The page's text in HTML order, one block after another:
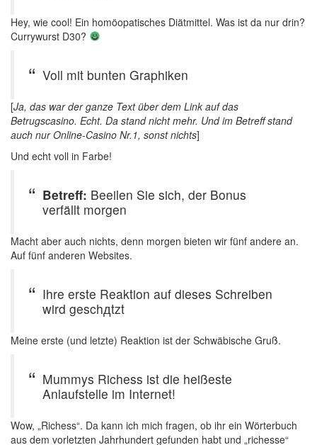
Hey, wie cool! Ein homöopatisches Diätmittel. Was ist da nur drin?
Currywurst D30?
Voll mit bunten Graphiken
[Ja, das war der ganze Text über dem Link auf das
Betrugscasino. Echt. Da stand nicht mehr. Und im Betreff stand
auch nur Online-Casino Nr.1, sonst nichts]
Und echt voll in Farbe!
Betreff: Beeilen Sie sich, der Bonus
verfällt morgen
Macht aber auch nichts, denn morgen bieten wir fünf andere an.
Auf fünf anderen Websites.
Ihre erste Reaktion auf dieses Schreiben
wird geschдtzt
Meine erste (und letzte) Reaktion ist der Schwäbische Gruß.
Mummys Richess ist die heißeste
Anlaufstelle im Internet!
Wow, „Richess“. Da kann ich mich fragen, ob ihr ein Wörterbuch
aus dem vorletzten Jahrhundert gefunden habt und „richesse“